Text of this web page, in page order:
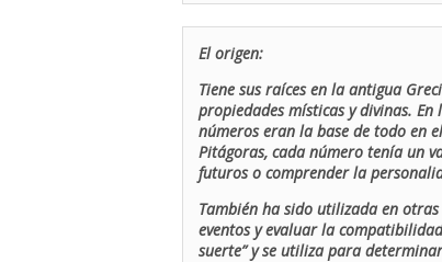
El origen:
Tiene sus raíces en la antigua
propiedades místicas y divinas.
números eran la base de todo en
Pitágoras, cada número tenía un
futuros o comprender la
También ha sido utilizada en
eventos y evaluar la
suerte” y se utiliza para